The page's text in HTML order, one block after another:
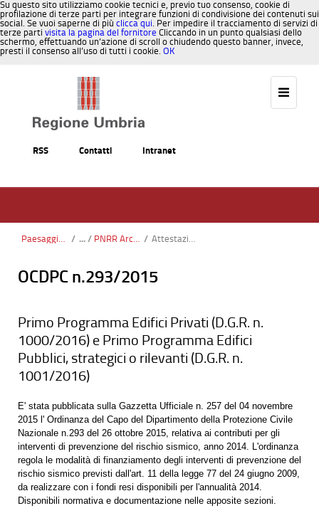
Su questo sito utilizziamo cookie tecnici e, previo tuo consenso, cookie di
profilazione di terze parti per integrare funzioni di condivisione dei contenuti sui
social. Se vuoi saperne di più clicca qui. Per impedire il tracciamento di servizi di
terze parti visita la pagina del fornitore Cliccando in un punto qualsiasi dello
schermo, effettuando un’azione di scroll o chiudendo questo banner, invece,
presti il consenso all’uso di tutti i cookie. OK
RSS Contatti Intranet
Paesaggio, Territorio, Urbanistica / PNRR Architettura rurale / Attestazione di Regolare Fornitura e Servizio
OCDPC n.293/2015
Primo Programma Edifici Privati (D.G.R. n.
1000/2016) e Primo Programma Edifici
Pubblici, strategici o rilevanti (D.G.R. n.
1001/2016)
E' stata pubblicata sulla Gazzetta Ufficiale n. 257 del 04 novembre
2015 l' Ordinanza del Capo del Dipartimento della Protezione Civile
Nazionale n.293 del 26 ottobre 2015, relativa ai contributi per gli
interventi di prevenzione del rischio sismico, anno 2014. L'ordinanza
regola le modalità di finanziamento degli interventi di prevenzione del
rischio sismico previsti dall'art. 11 della legge 77 del 24 giugno 2009,
da realizzare con i fondi resi disponibili per l'annualità 2014.
Disponibili normativa e documentazione nelle apposite sezioni.